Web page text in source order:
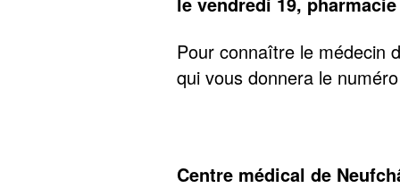
Pour connaître le médecin
qui vous donnera le
Centre médical de